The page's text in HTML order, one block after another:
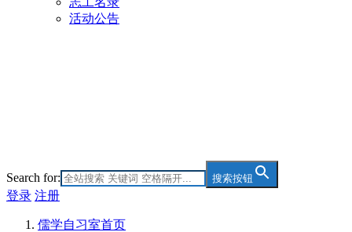
活动公告
Search for: 搜索按钮
登录 注册
儒学自习室首页